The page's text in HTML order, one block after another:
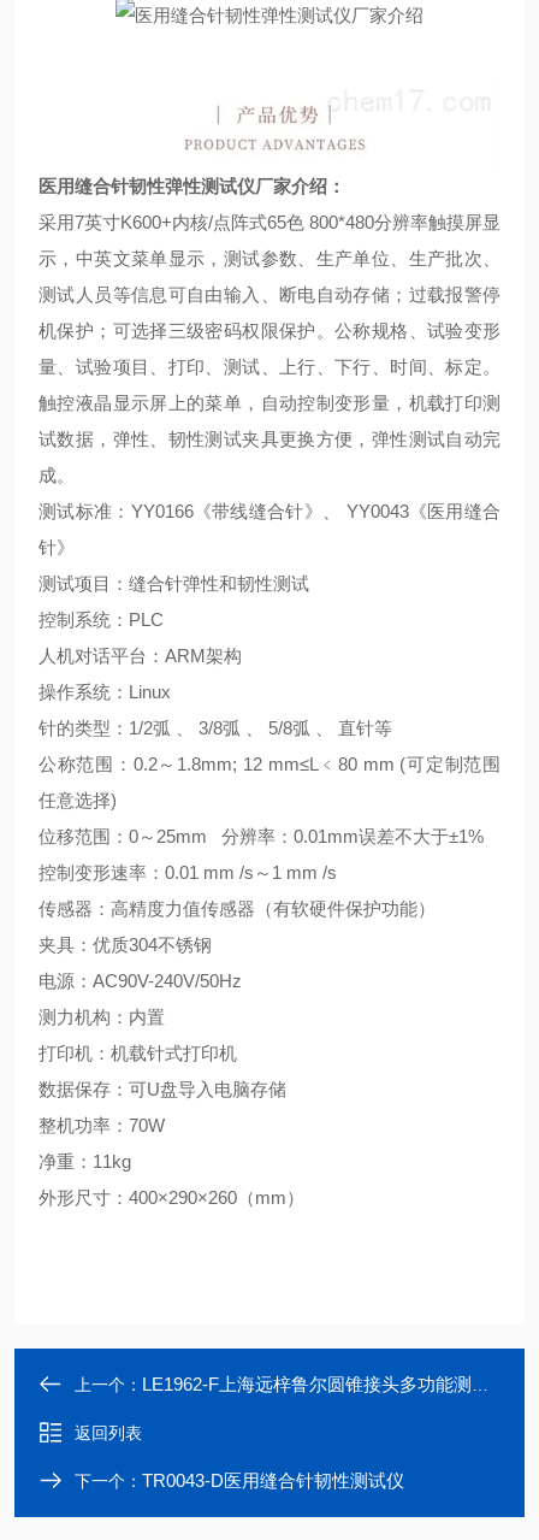
医用缝合针韧性弹性测试仪厂家介绍 ：
采用7英寸K600+内核/点阵式65色 800*480分辨率触摸屏显
示，中英文菜单显示，测试参数、生产单位、生产批次、
测试人员等信息可自由输入、断电自动存储；过载报警停
机保护；可选择三级密码权限保护。公称规格、试验变形
量、试验项目、打印、测试、上行、下行、时间、标定。
触控液晶显示屏上的菜单，自动控制变形量，机载打印测
试数据，弹性、韧性测试夹具更换方便，弹性测试自动完
成。
测试标准： YY0166《带线缝合针》、 YY0043《医用缝合
针》
测试项目：缝合针弹性和韧性测试
控制系统： PLC
人机对话平台： ARM架构
操作系统： Linux
针的类型： 1/2弧 3/8弧 5/8弧
直针等
公称范围： 0.2～ 1.8mm; 12 mm≤L ﹤ 80 mm (可定制范围
任意选择)
位移范围： 0～ 25mm 分辨率： 0.01mm误差不大于±1%
控制变形速率： 0.01 mm /s ～ 1 mm /s
传感器：高精度力值传感器（有软硬件保护功能）
夹具：优质304不锈钢
电源： AC90V-240V/50Hz
测力机构：内置
打印机：机载针式打印机
数据保存：可U盘导入电脑存储
整机功率： 70W
净重： 11kg
外形尺寸： 400×290×260 （mm）
上一个： LE1962-F上海远梓鲁尔圆锥接头多功能测试仪
返回列表
下一个： TR0043-D医用缝合针韧性测试仪